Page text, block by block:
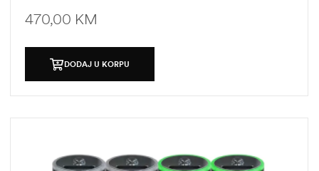
470,00 KM
DODAJ U KORPU